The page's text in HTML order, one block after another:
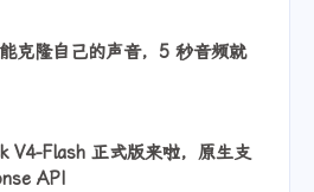
克隆自己的声音，5 秒音频就
V4-Flash 正式版来啦，原生支
API